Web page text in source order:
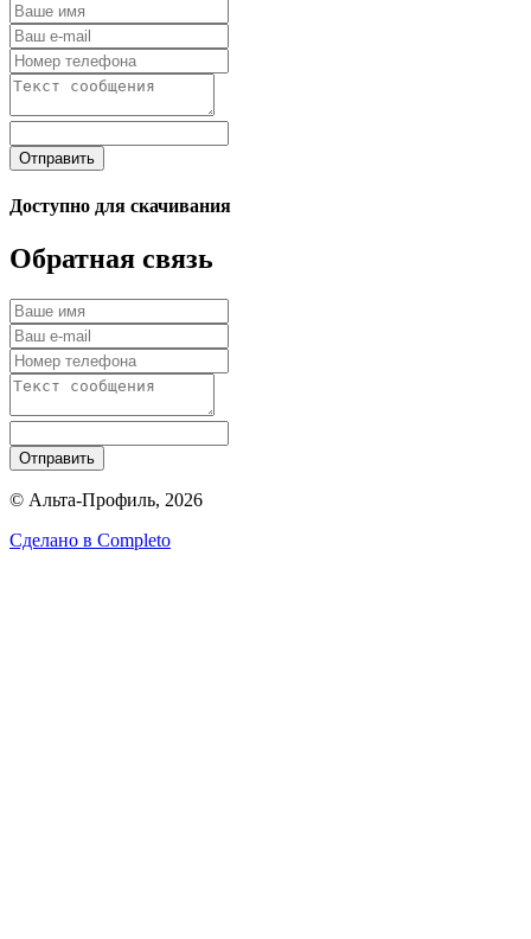
Отправить
Доступно для скачивания
Обратная связь
Отправить
© Альта-Профиль, 2026
Сделано в Completo